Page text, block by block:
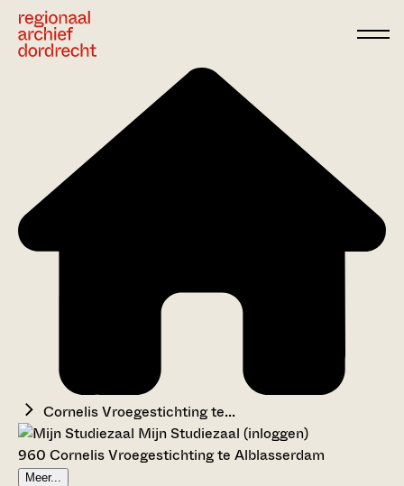
Cornelis Vroegestichting te...
Mijn Studiezaal (inloggen)
960 Cornelis Vroegestichting te Alblasserdam
Meer...